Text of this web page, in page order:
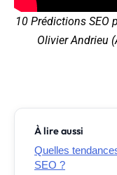
10 Prédictions SEO
Olivier Andrieu
À lire aussi
Quelles
SEO ?